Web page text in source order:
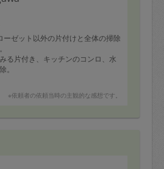
ーゼット以外の片付けと全体の掃除
る片付き、キッチンのコンロ、水
。
てるので家のあらゆる所を知って
。
です。
※依頼者の依頼当時の主観的な感想です。